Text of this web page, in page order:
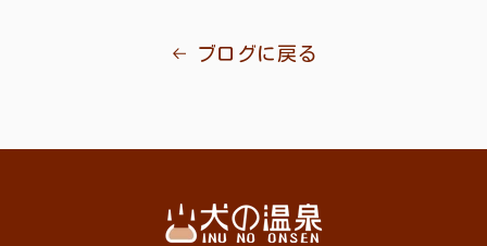
ブログに戻る